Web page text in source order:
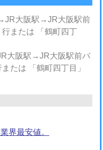
大阪駅→JR大阪駅前
または 「鶴町四丁
大阪駅→JR大阪駅前バ
たは 「鶴町四丁目」
界最安値。